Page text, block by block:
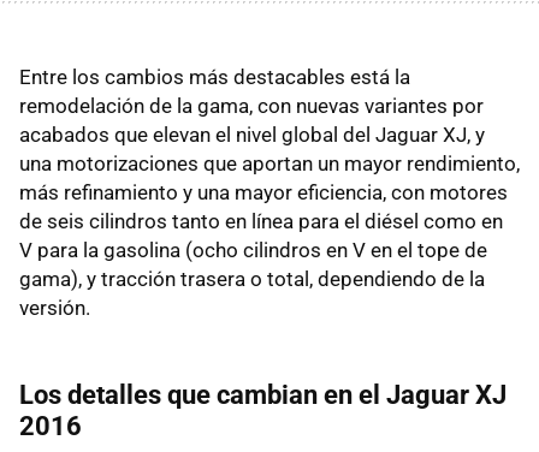
Entre los cambios más destacables está la
remodelación de la gama, con nuevas variantes por
acabados que elevan el nivel global del Jaguar XJ, y
una motorizaciones que aportan un mayor rendimiento,
más refinamiento y una mayor eficiencia, con motores
de seis cilindros tanto en línea para el diésel como en
V para la gasolina (ocho cilindros en V en el tope de
gama), y tracción trasera o total, dependiendo de la
versión.
Los detalles que cambian en el Jaguar XJ
2016